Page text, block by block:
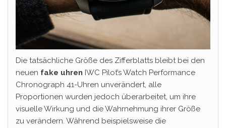
Die tatsächliche Größe des Zifferblatts bleibt bei den
neuen fake uhren IWC Pilot’s Watch Performance
Chronograph 41-Uhren unverändert, alle
Proportionen wurden jedoch überarbeitet, um ihre
visuelle Wirkung und die Wahrnehmung ihrer Größe
zu verändern. Während beispielsweise die